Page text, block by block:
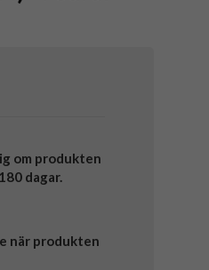
om produkten
dagar.
när produkten